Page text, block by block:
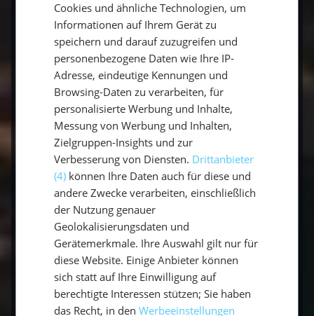
Unser Angebot richtet sich an Personen
zwischen 20 und 39 Jahren. Dich erwartet
somit ein bunter Mix aus Freunden, Pärchen
und Alleinreisenden. So kannst du schnell tolle,
neue Kontakte knüpfen. Bei unseren Kabinen
findest du 3, 4 oder 5 Doppelkabinen auf
unseren einrümpfigen Segelyachten. Ein
Katamaran hat meistens mindestes 4 Kojen,
sodass ihr in Gruppen von 8-10 Leuten
unterwegs sein werden.
Dein Segelurlaub: Katamaran segeln – so
gehst du vor
Finde zunächst deinen Segeltyp
Suche dir dein Traumziel aus
Cookies und ähnliche Technologien, um
Informationen auf Ihrem Gerät zu
speichern und darauf zuzugreifen und
personenbezogene Daten wie Ihre IP-
Adresse, eindeutige Kennungen und
Browsing-Daten zu verarbeiten, für
personalisierte Werbung und Inhalte,
Messung von Werbung und Inhalten,
Zielgruppen-Insights und zur
Verbesserung von Diensten. Drittanbieter
(4) können Ihre Daten auch für diese und
andere Zwecke verarbeiten, einschließlich
der Nutzung genauer
Geolokalisierungsdaten und
Gerätemerkmale. Ihre Auswahl gilt nur für
diese Website. Einige Anbieter können
sich statt auf Ihre Einwilligung auf
berechtigte Interessen stützen; Sie haben
das Recht, in denWerbeeinstellungen